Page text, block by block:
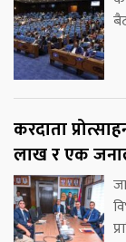
करदाता
लाख र एक